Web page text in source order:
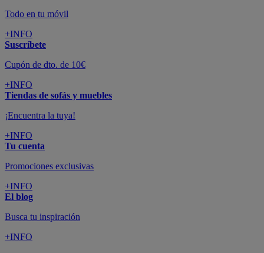
Todo en tu móvil
+INFO
Suscríbete
Cupón de dto. de 10€
+INFO
Tiendas de sofás y muebles
¡Encuentra la tuya!
+INFO
Tu cuenta
Promociones exclusivas
+INFO
El blog
Busca tu inspiración
+INFO